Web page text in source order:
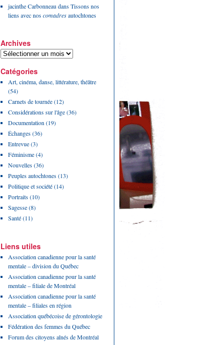
jacinthe Carbonneau dansTissons nos
liens avec noscomadresautochtones
Archives
Catégories
Art, cinéma, danse, littérature, théâtre
(54)
Carnets de tournée(12)
Considérations sur l'âge(36)
Documentation (19)
Échanges(36)
Entrevue(3)
Féminisme(4)
Nouvelles(36)
Peuples autochtones(13)
Politique et société(14)
Portraits(10)
Sagesse(8)
Santé(11)
Liens utiles
Association canadienne pour la santé
mentale – division du Québec
Association canadienne pour la santé
mentale – filiale de Montréal
Association canadienne pour la santé
mentale – filiales en région
Association québécoise de gérontologie
Fédération des femmes du Québec
Forum des citoyens aînés de Montréal